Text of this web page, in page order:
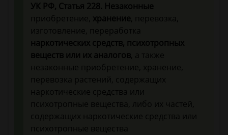
УК РФ, Статья 228. Незаконные
приобретение, хранение, перевозка,
изготовление, переработка
наркотических средств, психотропных
веществ или их аналогов, а также
незаконные приобретение, хранение,
перевозка растений, содержащих
наркотические средства или
психотропные вещества, либо их частей,
содержащих наркотические средства или
психотропные вещества